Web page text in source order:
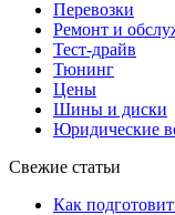
Перевозки
Ремонт и
Тест-драйв
Тюнинг
Цены
Шины и диски
Юридические
Свежие статьи
Как